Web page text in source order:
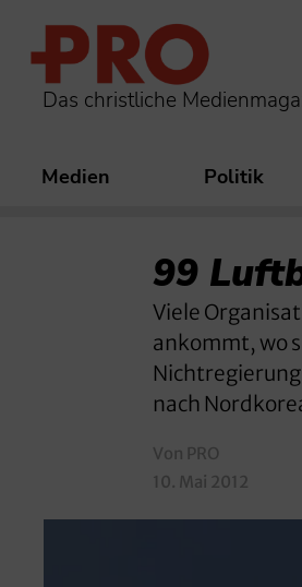
Das christliche
Medien Politik
99
Viele
ankommt, wo
nach
Von PRO
10. Mai 2012